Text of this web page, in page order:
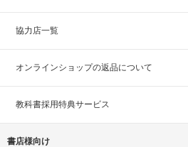
協力店一覧
オンラインショップの返品について
教科書採用特典サービス
書店様向け